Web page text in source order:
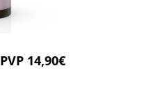
PVP 14,90€